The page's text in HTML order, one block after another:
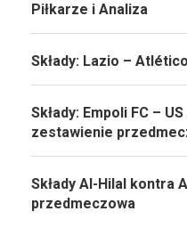
Piłkarze i Analiza
Składy: Lazio –
Składy: Empoli FC –
zestawienie
Składy Al-Hilal kontra
przedmeczowa